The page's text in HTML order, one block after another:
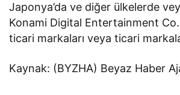
Japonya’da ve diğer ülkelerde
Konami Digital Entertainment
ticari markaları veya ticari
Kaynak: (BYZHA) Beyaz Haber